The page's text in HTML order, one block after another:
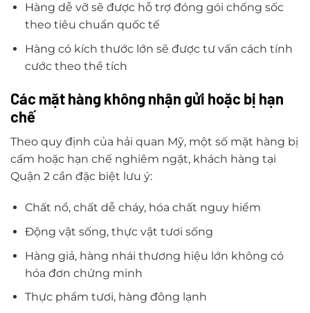
Hàng dễ vỡ sẽ được hỗ trợ đóng gói chống sốc
theo tiêu chuẩn quốc tế
Hàng có kích thước lớn sẽ được tư vấn cách tính
cước theo thể tích
Các mặt hàng không nhận gửi hoặc bị hạn
chế
Theo quy định của hải quan Mỹ, một số mặt hàng bị
cấm hoặc hạn chế nghiêm ngặt, khách hàng tại
Quận 2 cần đặc biệt lưu ý:
Chất nổ, chất dễ cháy, hóa chất nguy hiểm
Động vật sống, thực vật tươi sống
Hàng giả, hàng nhái thương hiệu lớn không có
hóa đơn chứng minh
Thực phẩm tươi, hàng đông lạnh